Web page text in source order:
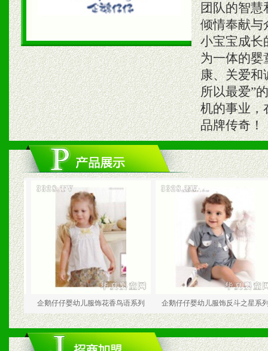
团队的智慧
倾情奉献与
小宝宝成长
为一体的婴
康、关爱和
所以最爱”
机的事业，
品牌传奇！
企鹅仔仔婴幼儿服饰花香鸟语系列 企鹅仔仔婴幼儿服饰反斗之星系列